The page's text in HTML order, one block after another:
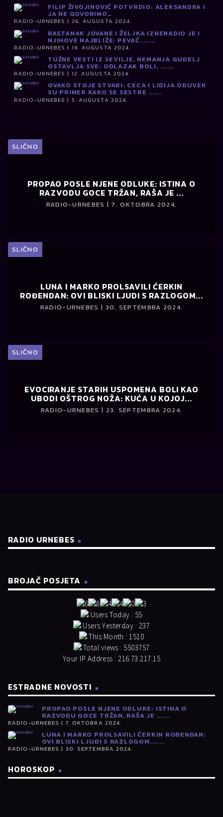
FILIP ŽIVOJINOVIĆ POTVRDIO: ALEKSANDRA I
JA NE GOVORIMO…
RADIO-URNEBES | 26. AUGUSTA 2024.
RASTANAK JOVANE I ŽELJKA IZNENADIO JE I
NJIHOVE NAJBLIŽE: PEVAČ ......
RADIO-URNEBES | 19. AUGUSTA 2024.
TUŽNE VESTI IZ SEVILJE, NEMANJA GUDELJ
OSTAVLJA SVE: ODLAZAK BOLI, ......
RADIO-URNEBES | 12. AUGUSTA 2024.
OVAKO STOJE STVARI: CECA I LIDIJA ODUVEK
SU PRIMER KAKO SE SESTRE ......
RADIO-URNEBES | 5. AUGUSTA 2024.
SLIČNO
PROPAO POSLE NJENE ODLUKE: ISTINA O
RAZVODU GOCE TRŽAN, RAŠA JE ...
RADIO-URNEBES | 7. OKTOBRA 2024.
SLIČNO
LUNA I MARKO PROLSAVILI ĆERKIN
ROĐENDAN: OVI BLISKI LJUDI S RAZLOGOM...
RADIO-URNEBES | 30. SEPTEMBRA 2024.
SLIČNO
EVOCIRANJE STARIH USPOMENA BOLI KAO
UBODI OŠTROG NOŽA: KUĆA U KOJOJ...
RADIO-URNEBES | 23. SEPTEMBRA 2024.
RADIO URNEBES
BROJAČ POSJETA
Users Today : 55
Users Yesterday : 237
This Month : 1510
Total views : 5503757
Your IP Address : 216.73.217.15
ESTRADNE NOVOSTI
PROPAO POSLE NJENE ODLUKE: ISTINA O
RAZVODU GOCE TRŽAN, RAŠA JE ......
RADIO-URNEBES | 7. OKTOBRA 2024.
LUNA I MARKO PROLSAVILI ĆERKIN ROĐENDAN:
OVI BLISKI LJUDI S RAZLOGOM......
RADIO-URNEBES | 30. SEPTEMBRA 2024.
HOROSKOP